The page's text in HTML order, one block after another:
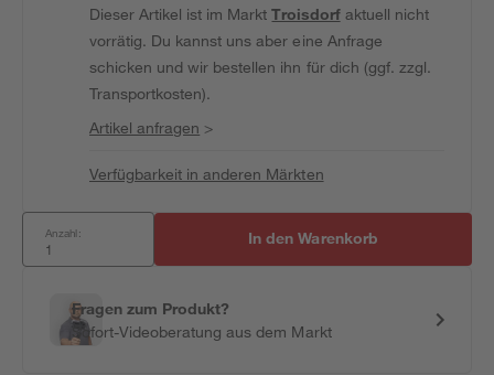
Dieser Artikel ist im MarktTroisdorfaktuell nicht
vorrätig. Du kannst uns aber eine Anfrage
schicken und wir bestellen ihn für dich (ggf. zzgl.
Transportkosten).
Artikel anfragen >
Verfügbarkeit in anderen Märkten
Anzahl: In den Warenkorb
Fragen zum Produkt?
Sofort-Videoberatung aus dem Markt